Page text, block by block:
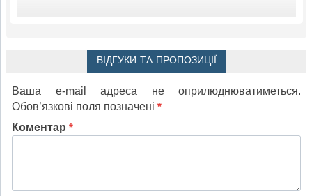
ВІДГУКИ ТА ПРОПОЗИЦІЇ
Ваша e-mail адреса не оприлюднюватиметься.
Обов’язкові поля позначені *
Коментар *